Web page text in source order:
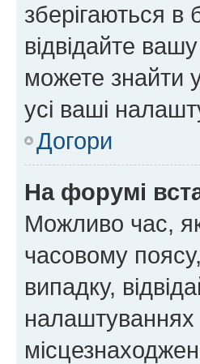
зберігаються
відвідайте вашу
можете знайти
усі ваші
Догори
На форумі
Можливо час,
часовому
випадку,
налаштуваннях